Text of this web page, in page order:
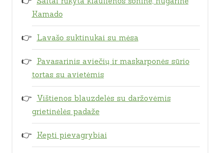
Kamado
Lavašo suktinukai su mėsa
Pavasarinis aviečių ir maskarponės sūrio
tortas su avietėmis
Vištienos blauzdelės su daržovėmis
grietinėlės padaže
Kepti pievagrybiai